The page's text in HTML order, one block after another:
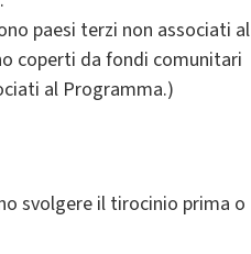
paesi terzi non associati al
coperti da fondi comunitari
al Programma.)
svolgere il tirocinio prima o